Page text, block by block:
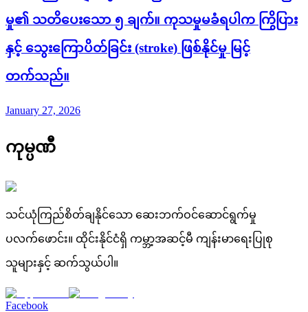
မှု၏ သတိပေးသော ၅ ချက်။ ကုသမှုမခံရပါက ကြွိပြား
နှင့် သွေးကြောပိတ်ခြင်း (stroke) ဖြစ်နိုင်မှု မြင့်
တက်သည်။
January 27, 2026
ကုမ္ပဏီ
သင်ယုံကြည်စိတ်ချနိုင်သော ဆေးဘက်ဝင်ဆောင်ရွက်မှု
ပလက်ဖောင်း။ ထိုင်းနိုင်ငံရှိ ကမ္ဘာ့အဆင့်မီ ကျန်းမာရေးပြုစု
သူများနှင့် ဆက်သွယ်ပါ။
Facebook